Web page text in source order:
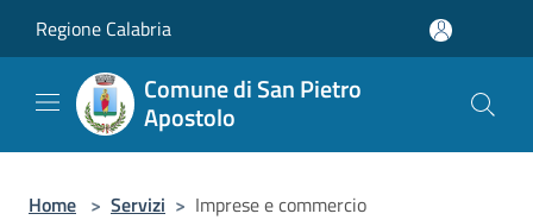
Regione Calabria
Comune di San Pietro
Apostolo
Home > Servizi > Imprese e commercio